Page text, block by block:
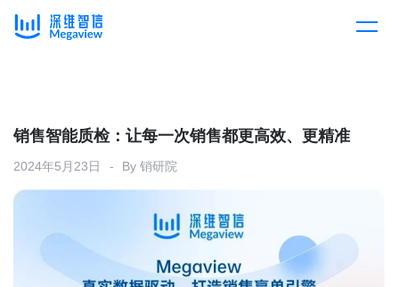
产品总览
产品集成
解决方案
按行业
消费医疗
客户案例
销售智能质检：让每一次销售都更高效、更精准
2024年5月23日 By 销研院